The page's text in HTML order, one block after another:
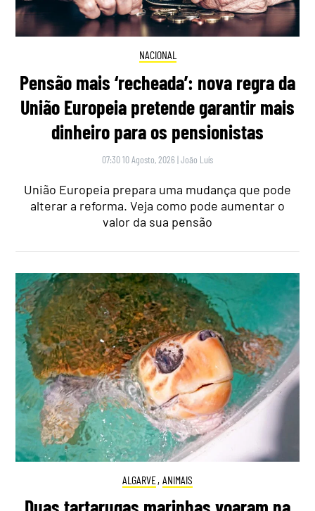
NACIONAL
Pensão mais ‘recheada’: nova regra da
União Europeia pretende garantir mais
dinheiro para os pensionistas
07:30 10 Agosto, 2026 |João Luís
União Europeia prepara uma mudança que pode
alterar a reforma. Veja como pode aumentar o
valor da sua pensão
ALGARVE, ANIMAIS